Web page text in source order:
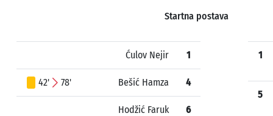
Startna postava
Ćulov Nejir 1
42' 78' Bešić Hamza 4
Hodžić Faruk 6
1
5